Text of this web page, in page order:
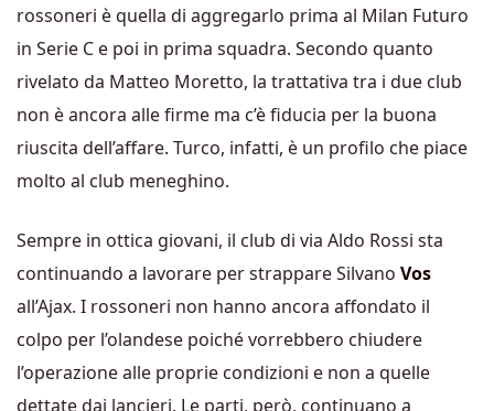
rossoneri è quella di aggregarlo prima al Milan Futuro
in Serie C e poi in prima squadra. Secondo quanto
rivelato da Matteo Moretto, la trattativa tra i due club
non è ancora alle firme ma c’è fiducia per la buona
riuscita dell’affare. Turco, infatti, è un profilo che piace
molto al club meneghino.
Sempre in ottica giovani, il club di via Aldo Rossi sta
continuando a lavorare per strappare Silvano Vos
all’Ajax. I rossoneri non hanno ancora affondato il
colpo per l’olandese poiché vorrebbero chiudere
l’operazione alle proprie condizioni e non a quelle
dettate dai lancieri. Le parti, però, continuano a